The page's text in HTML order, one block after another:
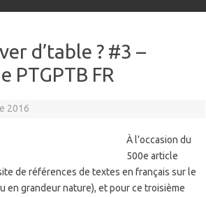
d’table ? #3 –
PTGPTB FR
2016
À l’occasion du
500e article
de références de textes en français sur le
en grandeur nature), et pour ce troisième